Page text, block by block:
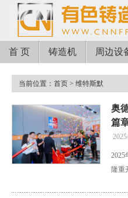
首 页 铸造机 周边设
当前位置： 首页 > 维特斯默
奥
篇
2025
隆重